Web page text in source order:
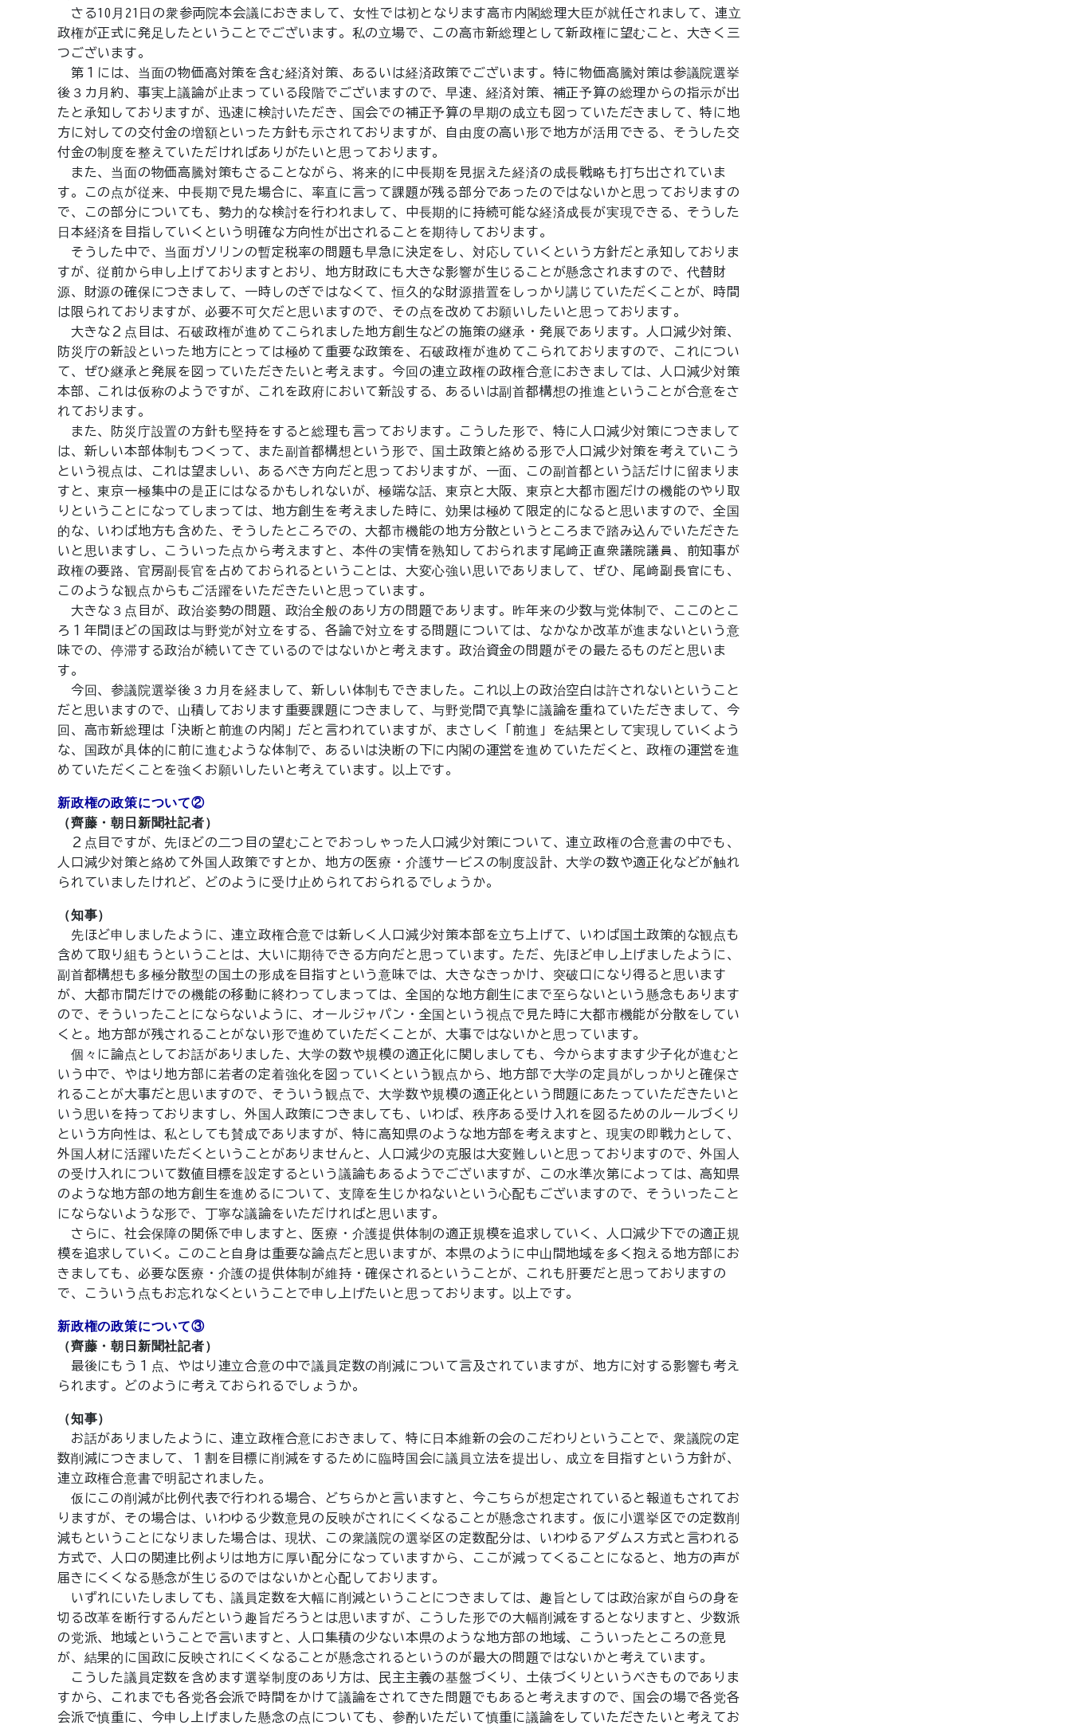
さる10月21日の衆参両院本会議におきまして、女性では初となります高市内閣総理大臣が就任されまして、連立
政権が正式に発足したということでございます。私の立場で、この高市新総理として新政権に望むこと、大きく三
つございます。
第１には、当面の物価高対策を含む経済対策、あるいは経済政策でございます。特に物価高騰対策は参議院選挙
後３カ月約、事実上議論が止まっている段階でございますので、早速、経済対策、補正予算の総理からの指示が出
たと承知しておりますが、迅速に検討いただき、国会での補正予算の早期の成立も図っていただきまして、特に地
方に対しての交付金の増額といった方針も示されておりますが、自由度の高い形で地方が活用できる、そうした交
付金の制度を整えていただければありがたいと思っております。
また、当面の物価高騰対策もさることながら、将来的に中長期を見据えた経済の成長戦略も打ち出されていま
す。この点が従来、中長期で見た場合に、率直に言って課題が残る部分であったのではないかと思っておりますの
で、この部分についても、勢力的な検討を行われまして、中長期的に持続可能な経済成長が実現できる、そうした
日本経済を目指していくという明確な方向性が出されることを期待しております。
そうした中で、当面ガソリンの暫定税率の問題も早急に決定をし、対応していくという方針だと承知しておりま
すが、従前から申し上げておりますとおり、地方財政にも大きな影響が生じることが懸念されますので、代替財
源、財源の確保につきまして、一時しのぎではなくて、恒久的な財源措置をしっかり講じていただくことが、時間
は限られておりますが、必要不可欠だと思いますので、その点を改めてお願いしたいと思っております。
大きな２点目は、石破政権が進めてこられました地方創生などの施策の継承・発展であります。人口減少対策、
防災庁の新設といった地方にとっては極めて重要な政策を、石破政権が進めてこられておりますので、これについ
て、ぜひ継承と発展を図っていただきたいと考えます。今回の連立政権の政権合意におきましては、人口減少対策
本部、これは仮称のようですが、これを政府において新設する、あるいは副首都構想の推進ということが合意をさ
れております。
また、防災庁設置の方針も堅持をすると総理も言っております。こうした形で、特に人口減少対策につきまして
は、新しい本部体制もつくって、また副首都構想という形で、国土政策と絡める形で人口減少対策を考えていこう
という視点は、これは望ましい、あるべき方向だと思っておりますが、一面、この副首都という話だけに留まりま
すと、東京一極集中の是正にはなるかもしれないが、極端な話、東京と大阪、東京と大都市圏だけの機能のやり取
りということになってしまっては、地方創生を考えました時に、効果は極めて限定的になると思いますので、全国
的な、いわば地方も含めた、そうしたところでの、大都市機能の地方分散というところまで踏み込んでいただきた
いと思いますし、こういった点から考えますと、本件の実情を熟知しておられます尾﨑正直衆議院議員、前知事が
政権の要路、官房副長官を占めておられるということは、大変心強い思いでありまして、ぜひ、尾﨑副長官にも、
このような観点からもご活躍をいただきたいと思っています。
大きな３点目が、政治姿勢の問題、政治全般のあり方の問題であります。昨年来の少数与党体制で、ここのとこ
ろ１年間ほどの国政は与野党が対立をする、各論で対立をする問題については、なかなか改革が進まないという意
味での、停滞する政治が続いてきているのではないかと考えます。政治資金の問題がその最たるものだと思いま
す。
今回、参議院選挙後３カ月を経まして、新しい体制もできました。これ以上の政治空白は許されないということ
だと思いますので、山積しております重要課題につきまして、与野党間で真摯に議論を重ねていただきまして、今
回、高市新総理は「決断と前進の内閣」だと言われていますが、まさしく「前進」を結果として実現していくよう
な、国政が具体的に前に進むような体制で、あるいは決断の下に内閣の運営を進めていただくと、政権の運営を進
めていただくことを強くお願いしたいと考えています。以上です。
新政権の政策について②
（齊藤・朝日新聞社記者）
２点目ですが、先ほどの二つ目の望むことでおっしゃった人口減少対策について、連立政権の合意書の中でも、
人口減少対策と絡めて外国人政策ですとか、地方の医療・介護サービスの制度設計、大学の数や適正化などが触れ
られていましたけれど、どのように受け止められておられるでしょうか。
（知事）
先ほど申しましたように、連立政権合意では新しく人口減少対策本部を立ち上げて、いわば国土政策的な観点も
含めて取り組もうということは、大いに期待できる方向だと思っています。ただ、先ほど申し上げましたように、
副首都構想も多極分散型の国土の形成を目指すという意味では、大きなきっかけ、突破口になり得ると思います
が、大都市間だけでの機能の移動に終わってしまっては、全国的な地方創生にまで至らないという懸念もあります
ので、そういったことにならないように、オールジャパン・全国という視点で見た時に大都市機能が分散をしてい
くと。地方部が残されることがない形で進めていただくことが、大事ではないかと思っています。
個々に論点としてお話がありました、大学の数や規模の適正化に関しましても、今からますます少子化が進むと
いう中で、やはり地方部に若者の定着強化を図っていくという観点から、地方部で大学の定員がしっかりと確保さ
れることが大事だと思いますので、そういう観点で、大学数や規模の適正化という問題にあたっていただきたいと
いう思いを持っておりますし、外国人政策につきましても、いわば、秩序ある受け入れを図るためのルールづくり
という方向性は、私としても賛成でありますが、特に高知県のような地方部を考えますと、現実の即戦力として、
外国人材に活躍いただくということがありませんと、人口減少の克服は大変難しいと思っておりますので、外国人
の受け入れについて数値目標を設定するという議論もあるようでございますが、この水準次第によっては、高知県
のような地方部の地方創生を進めるについて、支障を生じかねないという心配もございますので、そういったこと
にならないような形で、丁寧な議論をいただければと思います。
さらに、社会保障の関係で申しますと、医療・介護提供体制の適正規模を追求していく、人口減少下での適正規
模を追求していく。このこと自身は重要な論点だと思いますが、本県のように中山間地域を多く抱える地方部にお
きましても、必要な医療・介護の提供体制が維持・確保されるということが、これも肝要だと思っておりますの
で、こういう点もお忘れなくということで申し上げたいと思っております。以上です。
新政権の政策について③
（齊藤・朝日新聞社記者）
最後にもう１点、やはり連立合意の中で議員定数の削減について言及されていますが、地方に対する影響も考え
られます。どのように考えておられるでしょうか。
（知事）
お話がありましたように、連立政権合意におきまして、特に日本維新の会のこだわりということで、衆議院の定
数削減につきまして、１割を目標に削減をするために臨時国会に議員立法を提出し、成立を目指すという方針が、
連立政権合意書で明記されました。
仮にこの削減が比例代表で行われる場合、どちらかと言いますと、今こちらが想定されていると報道もされてお
りますが、その場合は、いわゆる少数意見の反映がされにくくなることが懸念されます。仮に小選挙区での定数削
減もということになりました場合は、現状、この衆議院の選挙区の定数配分は、いわゆるアダムス方式と言われる
方式で、人口の関連比例よりは地方に厚い配分になっていますから、ここが減ってくることになると、地方の声が
届きにくくなる懸念が生じるのではないかと心配しております。
いずれにいたしましても、議員定数を大幅に削減ということにつきましては、趣旨としては政治家が自らの身を
切る改革を断行するんだという趣旨だろうとは思いますが、こうした形での大幅削減をするとなりますと、少数派
の党派、地域ということで言いますと、人口集積の少ない本県のような地方部の地域、こういったところの意見
が、結果的に国政に反映されにくくなることが懸念されるというのが最大の問題ではないかと考えています。
こうした議員定数を含めます選挙制度のあり方は、民主主義の基盤づくり、土俵づくりというべきものでありま
すから、これまでも各党各会派で時間をかけて議論をされてきた問題でもあると考えますので、国会の場で各党各
会派で慎重に、今申し上げました懸念の点についても、参酌いただいて慎重に議論をしていただきたいと考えてお